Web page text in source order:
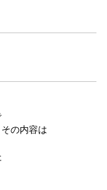
の内容は